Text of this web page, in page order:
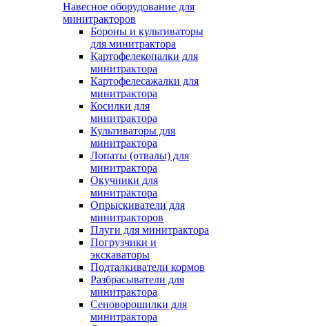
Навесное оборудование для
минитракторов
Бороны и культиваторы
для минитрактора
Картофелекопалки для
минитрактора
Картофелесажалки для
минитрактора
Косилки для
минитрактора
Культиваторы для
минитрактора
Лопаты (отвалы) для
минитрактора
Окучники для
минитрактора
Опрыскиватели для
минитракторов
Плуги для минитрактора
Погрузчики и
экскаваторы
Подталкиватели кормов
Разбрасыватели для
минитрактора
Сеноворошилки для
минитрактора